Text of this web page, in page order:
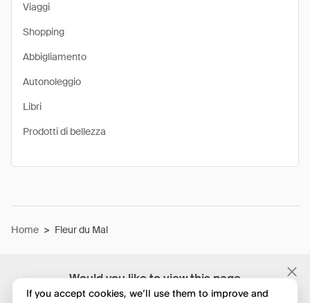
Would you like to view this page
in English?
Viaggi
Shopping
Abbigliamento
Autonoleggio
Libri
Prodotti di bellezza
Home > Fleur du Mal
If you accept cookies, we’ll use them to improve and